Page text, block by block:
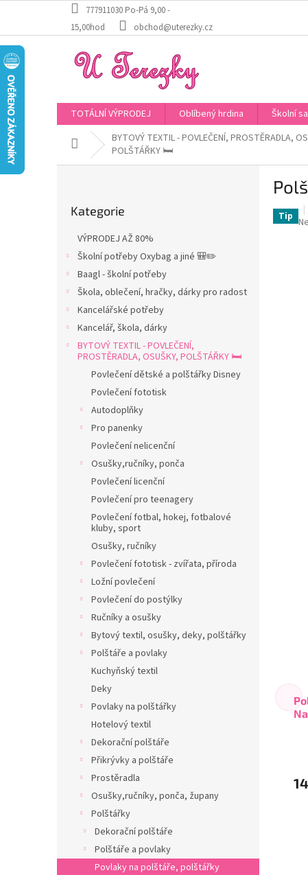
obsah
777911030 Po-Pá 9,00 -
15,00hod
obchod@uterezky.cz
TOTÁLNÍ VÝPRODEJ Oblíbený hrdina Školní
Domů BYTOVÝ TEXTIL - POVLEČENÍ, PROSTĚRADLA,
POLŠTÁŘKY 🛏️
kategorie
Kategorie
VÝPRODEJ AŽ 80%
Školní potřeby Oxybag a jiné 🎒✏️
Baagl - školní potřeby
Škola, oblečení, hračky, dárky pro radost
Kancelářské potřeby
Kancelář, škola, dárky
BYTOVÝ TEXTIL - POVLEČENÍ,
PROSTĚRADLA, OSUŠKY, POLŠTÁŘKY 🛏️
Povlečení dětské a polštářky Disney
Povlečení fototisk
Autodoplňky
Pro panenky
Povlečení nelicenční
Osušky,ručníky, ponča
Povlečení licenční
Povlečení pro teenagery
Povlečení fotbal, hokej, fotbalové
kluby, sport
Osušky, ručníky
Povlečení fototisk - zvířata, příroda
Ložní povlečení
Povlečení do postýlky
Ručníky a osušky
Bytový textil, osušky, deky, polštářky
Polštáře a povlaky
Kuchyňský textil
Deky
Povlaky na polštářky
Hotelový textil
Dekorační polštáře
Přikrývky a polštáře
Prostěradla
Osušky,ručníky, ponča, župany
Polštářky
Dekorační polštáře
Polštáře a povlaky
Povlaky na polštáře, polštářky
Tip